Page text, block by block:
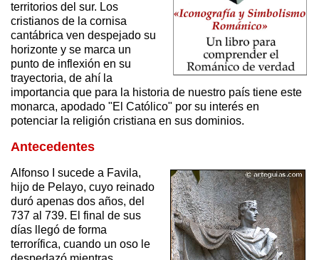
territorios del sur. Los
cristianos de la cornisa
cantábrica ven despejado su
horizonte y se marca un
punto de inflexión en su
trayectoria, de ahí la
importancia que para la historia de nuestro país tiene este
monarca, apodado "El Católico" por su interés en
potenciar la religión cristiana en sus dominios.
Antecedentes
Alfonso I sucede a Favila,
hijo de Pelayo, cuyo reinado
duró apenas dos años, del
737 al 739. El final de sus
días llegó de forma
terrorífica, cuando un oso le